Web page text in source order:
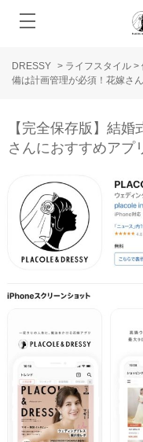
DRESSY > ライフスタイル >
備は計画管理が必須！花嫁さ
【完全保存版】結
さんにおすすめア